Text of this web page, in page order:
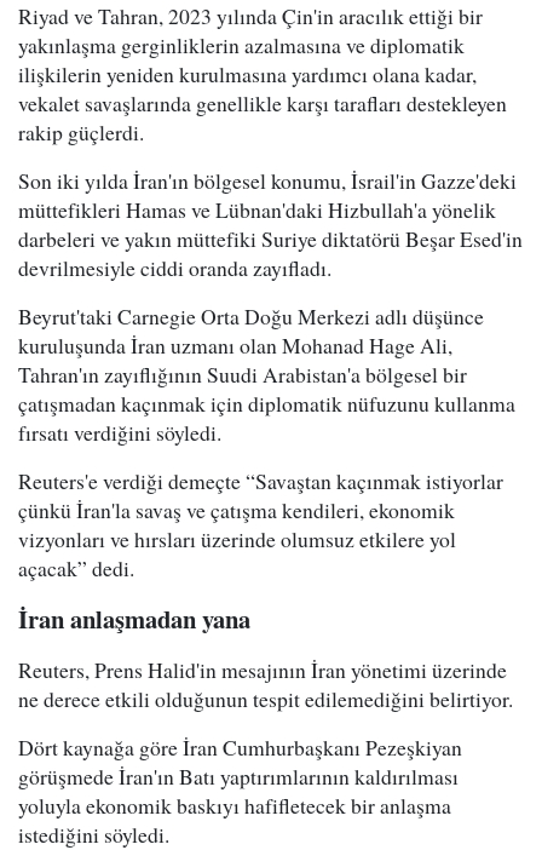
Riyad ve Tahran, 2023 yılında Çin'in aracılık ettiği bir
yakınlaşma gerginliklerin azalmasına ve diplomatik
ilişkilerin yeniden kurulmasına yardımcı olana kadar,
vekalet savaşlarında genellikle karşı tarafları destekleyen
rakip güçlerdi.
Son iki yılda İran'ın bölgesel konumu, İsrail'in Gazze'deki
müttefikleri Hamas ve Lübnan'daki Hizbullah'a yönelik
darbeleri ve yakın müttefiki Suriye diktatörü Beşar Esed'in
devrilmesiyle ciddi oranda zayıfladı.
Beyrut'taki Carnegie Orta Doğu Merkezi adlı düşünce
kuruluşunda İran uzmanı olan Mohanad Hage Ali,
Tahran'ın zayıflığının Suudi Arabistan'a bölgesel bir
çatışmadan kaçınmak için diplomatik nüfuzunu kullanma
fırsatı verdiğini söyledi.
Reuters'e verdiği demeçte “Savaştan kaçınmak istiyorlar
çünkü İran'la savaş ve çatışma kendileri, ekonomik
vizyonları ve hırsları üzerinde olumsuz etkilere yol
açacak” dedi.
İran anlaşmadan yana
Reuters, Prens Halid'in mesajının İran yönetimi üzerinde
ne derece etkili olduğunun tespit edilemediğini belirtiyor.
Dört kaynağa göre İran Cumhurbaşkanı Pezeşkiyan
görüşmede İran'ın Batı yaptırımlarının kaldırılması
yoluyla ekonomik baskıyı hafifletecek bir anlaşma
istediğini söyledi.